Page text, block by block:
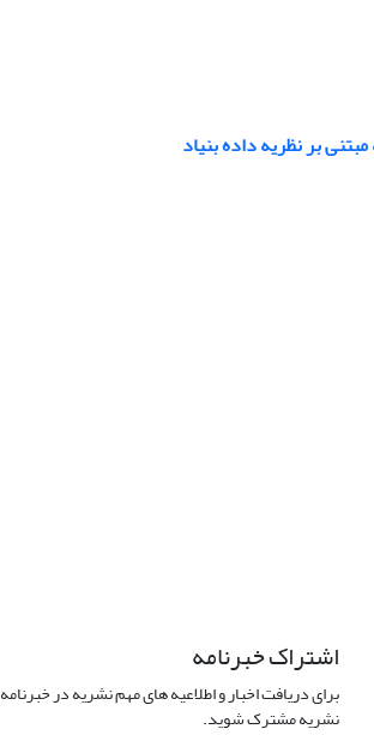
بر نظریه داده بنیاد
اشتراک خبرنامه
برای دریافت اخبار و اطلاعیه های مهم نشریه در خبرنامه
نشریه مشترک شوید.